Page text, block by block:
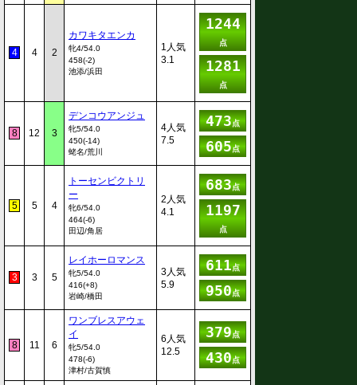
4 4 2
カワキタエンカ
牝4/54.0
458(-2)
池添/浜田
1人気
3.1
1244
点
1281
点
8 12 3
デンコウアンジュ
牝5/54.0
450(-14)
蛯名/荒川
4人気
7.5
473点
605点
5 5 4
トーセンビクトリ
ー
牝6/54.0
464(-6)
田辺/角居
2人気
4.1
683点
1197
点
3 3 5
レイホーロマンス
牝5/54.0
416(+8)
岩崎/橋田
3人気
5.9
611点
950点
8 11 6
ワンブレスアウェ
イ
牝5/54.0
478(-6)
津村/古賀慎
6人気
12.5
379点
430点